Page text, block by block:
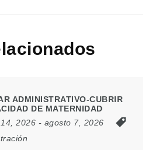
ADMINISTRATIVO-CUBRIR
DE MATERNIDAD
2026 - agosto 7, 2026